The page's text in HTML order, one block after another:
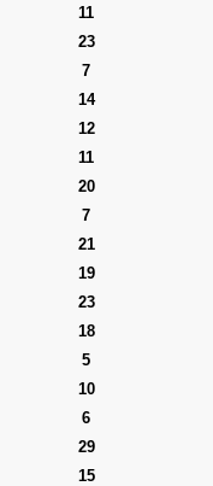
11
23
7
14
12
11
20
7
21
19
23
18
5
10
6
29
15